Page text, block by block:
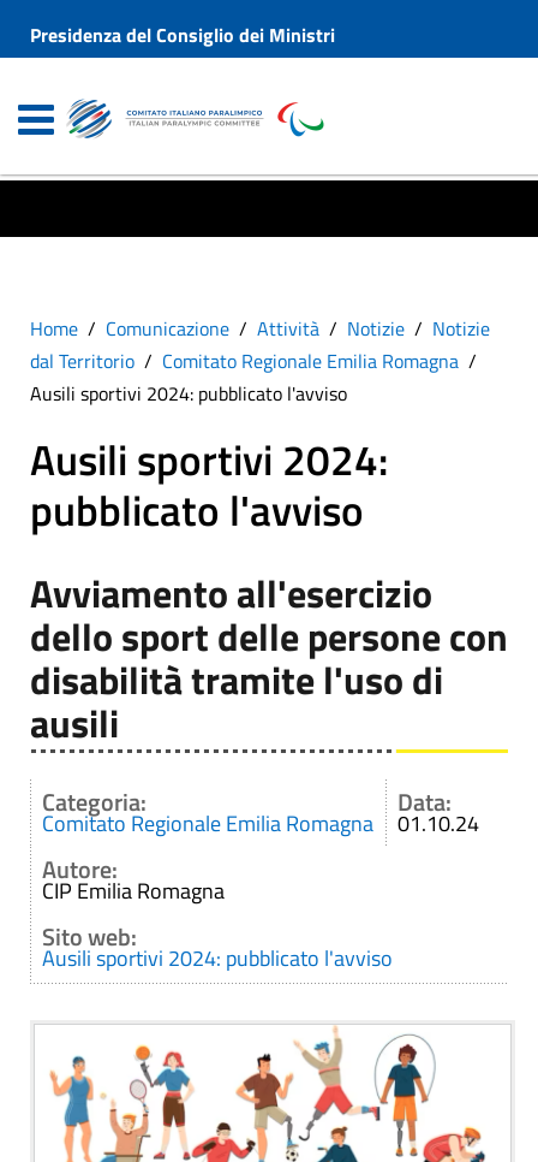
Presidenza del Consiglio dei Ministri
Home Comunicazione Attività Notizie
Notizie
dal Territorio
Comitato Regionale Emilia Romagna
Ausili sportivi 2024: pubblicato l'avviso
Ausili sportivi 2024:
pubblicato l'avviso
Avviamento all'esercizio
dello sport delle persone con
disabilità tramite l'uso di
ausili
Categoria:
Comitato Regionale Emilia Romagna
Data:
01.10.24
Autore:
CIP Emilia Romagna
Sito web:
Ausili sportivi 2024: pubblicato l'avviso